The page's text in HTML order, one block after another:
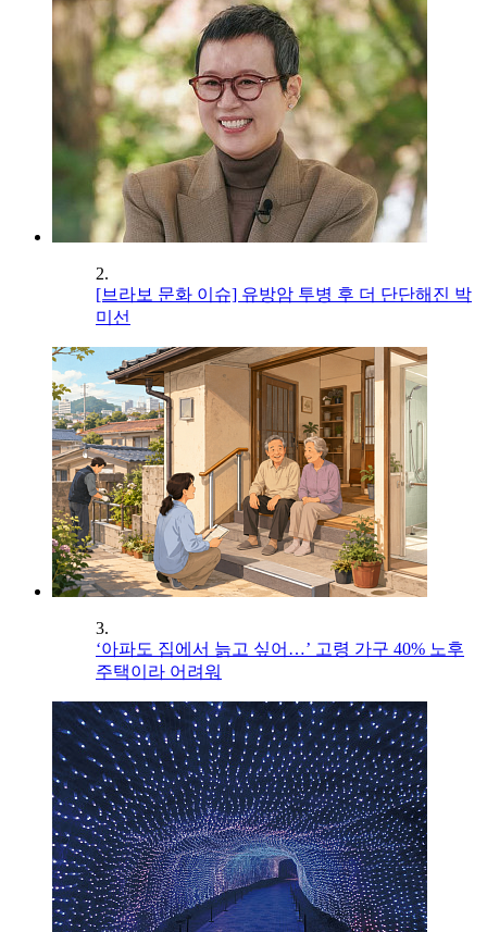
2.
[브라보 문화 이슈] 유방암 투병 후 더 단단해진 박
미선
3.
‘아파도 집에서 늙고 싶어…’ 고령 가구 40% 노후
주택이라 어려워